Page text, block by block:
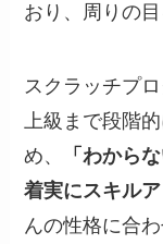
おり、周りの
スクラッチプ
上級まで段階
め、
「わから
着実にスキル
んの性格に合